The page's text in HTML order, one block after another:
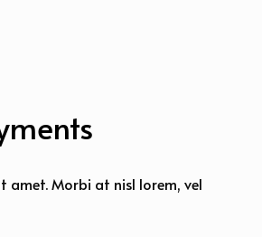
amet. Morbi at nisl lorem, vel